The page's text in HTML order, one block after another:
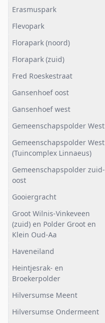
Eiland Zeeburg (zuid)
Geheel afwateringsgebied
Eilinzon
Erasmuspark
Geheel afwateringsgebied
Erasmuspark
Flevopark
Geheel afwateringsgebied
Flevopark
Florapark (noord)
Geheel afwateringsgebied
Florapark (noord)
Florapark (zuid)
Geheel afwateringsgebied
Florapark (zuid)
Fred Roeskestraat
Geheel afwateringsgebied
Fred Roeskestraat
Gansenhoef oost
Geheel afwateringsgebied
Gansenhoef
Staatsbosbeheer
Gansenhoef west
Geheel afwateringsgebied
Gansenhoef west
Gemeenschapspolder West
Geheel afwateringsgebied
Driemond
Stedelijk gebied Noord
Diemerbos
DLG vernatting
Betlem
Gemeenschapspolder West
(Tuincomplex Linnaeus)
Geheel afwateringsgebied
(Tuincomplex Linnaeus)
Gemeenschapspolder zuid-
oost
Geheel afwateringsgebied
Gemeenschapspolder zuid-
oost
Gooiergracht
Geheel afwateringsgebied
Gooiergracht
Groot Wilnis-Vinkeveen
(zuid) en Polder Groot en
Klein Oud-Aa
Geheel afwateringsgebied
Heicop en Geer
Armenland
Haveneiland
Geheel afwateringsgebied
Haveneiland
Heintjesrak- en
Broekerpolder
Geheel afwateringsgebied
Nabij Faunapassage
Hilversumse Meent
Geheel afwateringsgebied
Hilversumse Ondermeent